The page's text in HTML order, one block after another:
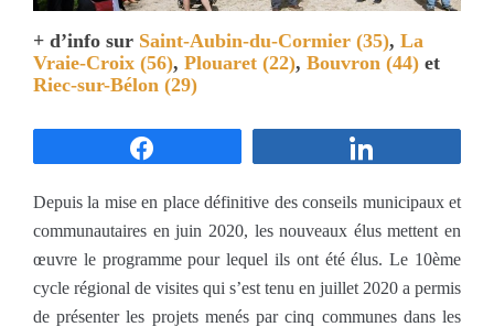
+ d’info sur Saint-Aubin-du-Cormier (35), La
Vraie-Croix (56), Plouaret (22), Bouvron (44) et
Riec-sur-Bélon (29)
Depuis la mise en place définitive des conseils municipaux et
communautaires en juin 2020, les nouveaux élus mettent en
œuvre le programme pour lequel ils ont été élus. Le 10ème
cycle régional de visites qui s’est tenu en juillet 2020 a permis
de présenter les projets menés par cinq communes dans les